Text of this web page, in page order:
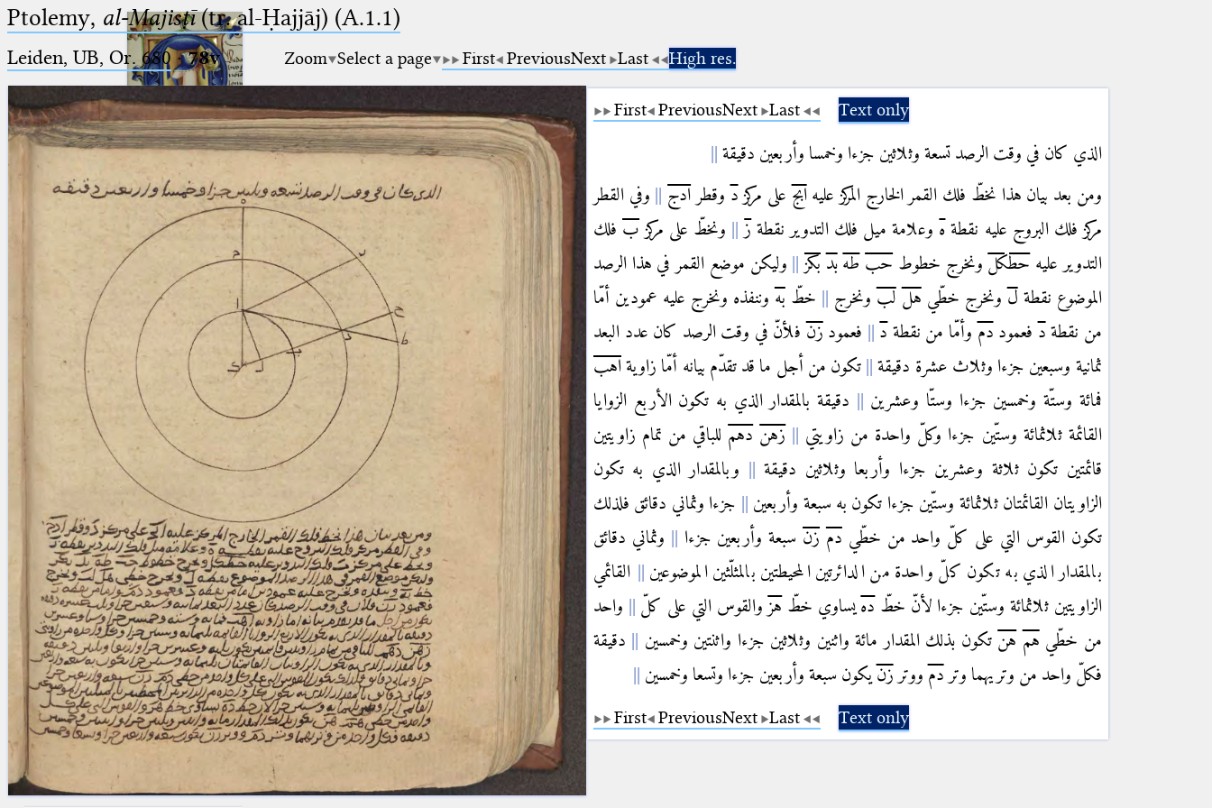
Ptolemaeus
Arabus et Latinus
(the underscore) is the placeholder
for exactly one character.
(the percent sign) is the
placeholder for no, one or more
than one character.
(two percent signs) is the
placeholder for no, one or more
than one character, but not for
blank space (so that a search ends
at word boundaries).
🔎︎
Start
Project
Team
News
Publications
Conference
Arabic Works
Arabic Manuscripts
Latin Works
Latin Manuscripts
Latin Early Prints
Images
Texts
betaGlossary
Resources
Ptolemy, al-Majisṭī(tr. al-Ḥajjāj) (A.1.1)
Leiden, UB, Or. 680·78v Zoom Select a page First PreviousNext Last High res.
First PreviousNext Last Text only
الذي كان في وقت الرصد تسعة وثلاثين جزءا وخمسا وأربعين دقيقة
ومن بعد بيان هذا نخطّ فلك القمر الخارج المركز عليهابج على مركز د وقطر ادج
وفي القطر
مركز فلك البروج عليه نقطة ه وعلامة ميل فلك التدوير نقطة ز ونخطّ على مركز ب فلك
التدوير عليه حطكل ونخرج خطوط حب طه بد بكز
وليكن موضع القمر في هذا الرصد
الموضوع نقطة ل ونخرج خطّي هل لب ونخرج خطّ به وننفذه ونخرج عليه عمودين أمّا
من نقطة د فعمود دم وأمّا من نقطة د فعمود زن فلأنّ في وقت الرصد كان عدد البعد
ثمانية وسبعين جزءا وثلاث عشرة دقيقة
تكون من أجل ما قد تقدّم بيانه أمّا زاوية اهب
فمائة وستّة وخمسين جزءا وستّا وعشرين
دقيقة بالمقدار الذي به تكون الأربع الزوايا
القائمة ثلاثمائة وستّين جزءا وكلّ واحدة من زاويتي
زهن دهم للباقي من تمام زاويتين
قائمتين تكون ثلاثة وعشرين جزءا وأربعا وثلاثين دقيقة
وبالمقدار الذي به تكون
الزاويتان القائمتان ثلاثمائة وستّين جزءا تكون به سبعة وأربعين
جزءا وثماني دقائق فلذلك
تكون القوس التي على كلّ واحد من خطّي دم زن سبعة وأربعين جزءا
وثماني دقائق
بالمقدار الذي به تكون كلّ واحدة من الدائرتين المحيطتين بالمثلّثين الموضوعين
القائمي
الزاويتين ثلاثمائة وستّين جزءا لأنّ خطّ ده يساوي خطّ هز والقوس التي على كلّ
واحد
من خطّي هم هن تكون بذلك المقدار مائة واثنين وثلاثين جزءا واثنتين وخمسين
دقيقة
فكلّ واحد من وتريهما وتر دم ووتر زن يكون سبعة وأربعين جزءا وتسعا وخمسين
First PreviousNext Last Text only